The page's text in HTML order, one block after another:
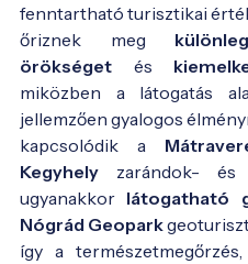
fenntartható turisztikai
őriznek meg
örökséget és
miközben a látogatás
jellemzően gyalogos
kapcsolódik a
Kegyhely zarándok- és
ugyanakkor látogatható
Nógrád Geopark
így a